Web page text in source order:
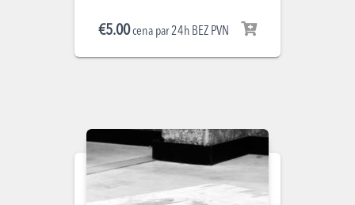
€5.00cena par 24h BEZ PVN